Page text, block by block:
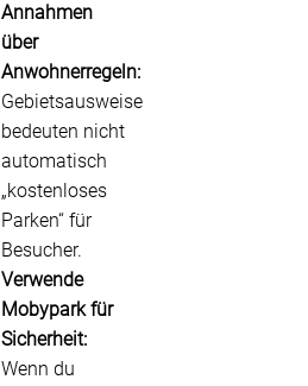
Annahmen
über
Anwohnerregeln:
Gebietsausweise
bedeuten nicht
automatisch
„kostenloses
Parken“ für
Besucher.
Verwende
Mobypark für
Sicherheit:
Wenn du